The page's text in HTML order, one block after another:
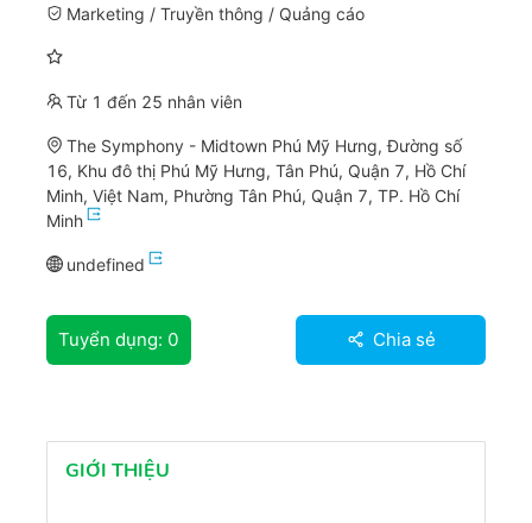
Marketing / Truyền thông / Quảng cáo
Từ 1 đến 25 nhân viên
The Symphony - Midtown Phú Mỹ Hưng, Đường số
16, Khu đô thị Phú Mỹ Hưng, Tân Phú, Quận 7, Hồ Chí
Minh, Việt Nam, Phường Tân Phú, Quận 7, TP. Hồ Chí
Minh
undefined
Tuyển dụng: 0 Chia sẻ
GIỚI THIỆU